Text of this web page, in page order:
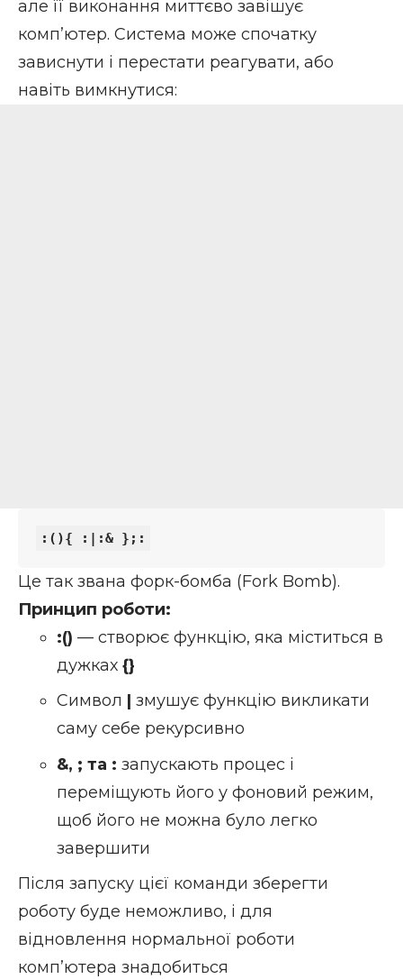
але її виконання миттєво завішує
комп’ютер. Система може спочатку
зависнути і перестати реагувати, або
навіть вимкнутися:
Це так звана форк-бомба (Fork Bomb).
Принцип роботи:
:() — створює функцію, яка міститься в
дужках {}
Символ | змушує функцію викликати
саму себе рекурсивно
&, ; та : запускають процес і
переміщують його у фоновий режим,
щоб його не можна було легко
завершити
Після запуску цієї команди зберегти
роботу буде неможливо, і для
відновлення нормальної роботи
комп’ютера знадобиться